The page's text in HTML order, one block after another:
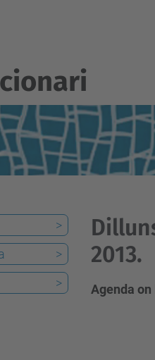
2013.
Agenda
>
>
>